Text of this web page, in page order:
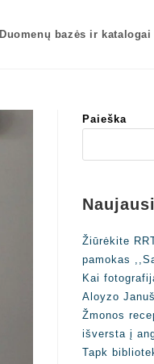
Duomenų bazės ir katalogai
Paieška
Žiūrėkite
pamokas
Kai
Aloyzo
Žmonos
išversta į
Tapk